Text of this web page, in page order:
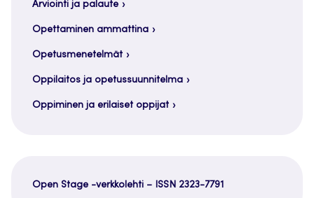
Arviointi ja palaute
Opettaminen ammattina
Opetusmenetelmät
Oppilaitos ja opetussuunnitelma
Oppiminen ja erilaiset oppijat
Open Stage -verkkolehti – ISSN 2323-7791